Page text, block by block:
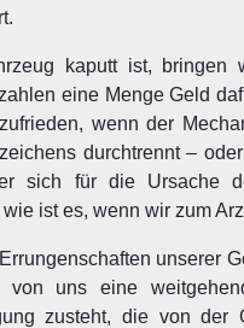
kaputt ist,
eine Menge Geld
wenn der
durchtrennt –
sich für die Ursache
ist es, wenn wir zum
unserer
uns eine
zusteht, die von der